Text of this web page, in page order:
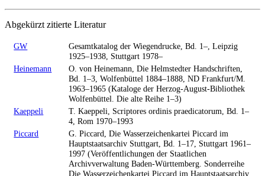
Abgekürzt zitierte Literatur
GW
Gesamtkatalog der Wiegendrucke, Bd. 1–, Leipzig
1925–1938, Stuttgart 1978–
Heinemann
O. von Heinemann, Die Helmstedter Handschriften,
Bd. 1–3, Wolfenbüttel 1884–1888, ND Frankfurt/M.
1963–1965 (Kataloge der Herzog-August-Bibliothek
Wolfenbüttel. Die alte Reihe 1–3)
Kaeppeli
T. Kaeppeli, Scriptores ordinis praedicatorum, Bd. 1–
4, Rom 1970–1993
Piccard
G. Piccard, Die Wasserzeichenkartei Piccard im
Hauptstaatsarchiv Stuttgart, Bd. 1–17, Stuttgart 1961–
1997 (Veröffentlichungen der Staatlichen
Archivverwaltung Baden-Württemberg. Sonderreihe
Die Wasserzeichenkartei Piccard im Hauptstaatsarchiv